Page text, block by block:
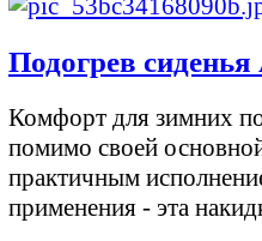
Подогрев сиденья
Комфорт для зимних
помимо своей
практичным
применения - эта